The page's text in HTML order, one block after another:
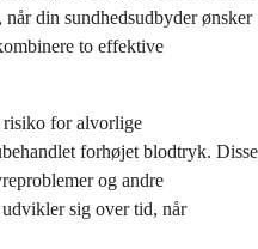
din sundhedsudbyder ønsker
to effektive
for alvorlige
forhøjet blodtryk. Disse
og andre
sig over tid, når